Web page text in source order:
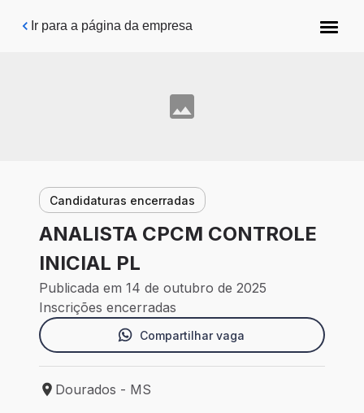
Pular para o conteúdo principal
Ir para a página da empresa
Candidaturas encerradas
ANALISTA CPCM CONTROLE
INICIAL PL
Publicada em 14 de outubro de 2025
Inscrições encerradas
Compartilhar vaga
Local de trabalho: Dourados - MS
Dourados - MS